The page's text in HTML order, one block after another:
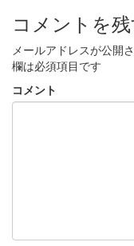
コメントを
メールアドレスが公開
欄は必須項目です
コメント